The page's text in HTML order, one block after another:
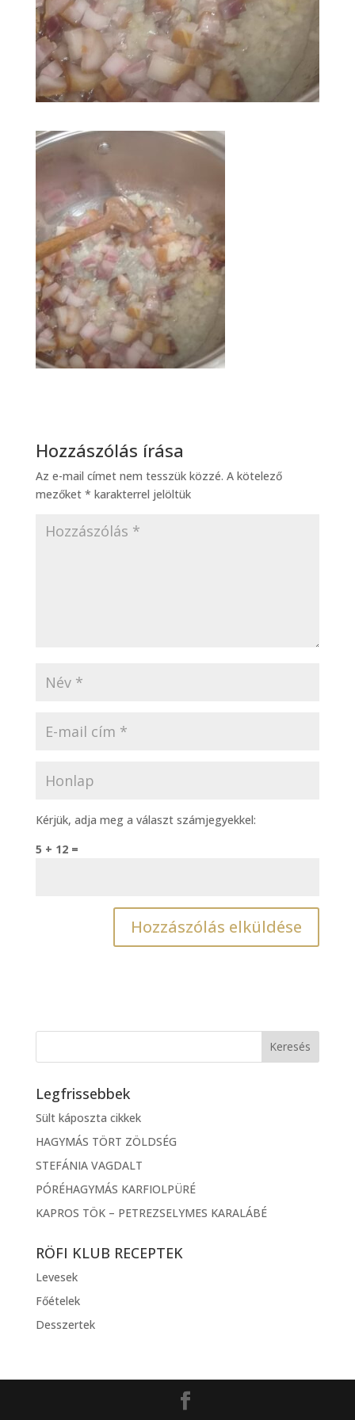
Hozzászólás írása
Az e-mail címet nem tesszük közzé. A kötelező
mezőket * karakterrel jelöltük
Kérjük, adja meg a választ számjegyekkel:
5 + 12 =
Legfrissebbek
Sült káposzta cikkek
HAGYMÁS TÖRT ZÖLDSÉG
STEFÁNIA VAGDALT
PÓRÉHAGYMÁS KARFIOLPÜRÉ
KAPROS TÖK – PETREZSELYMES KARALÁBÉ
RÖFI KLUB RECEPTEK
Levesek
Főételek
Desszertek